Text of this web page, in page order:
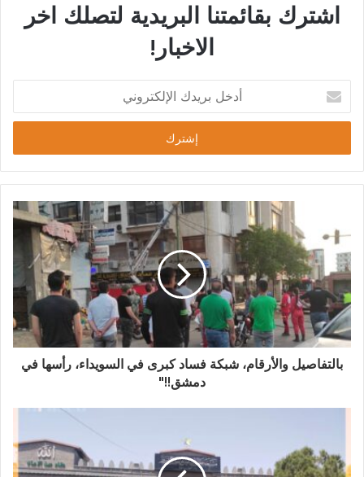
اشترك بقائمتنا البريدية لتصلك اخر
الاخبار!
بالتفاصيل والأرقام، شبكة فساد كبرى في السويداء، رأسها في
دمشق!!"